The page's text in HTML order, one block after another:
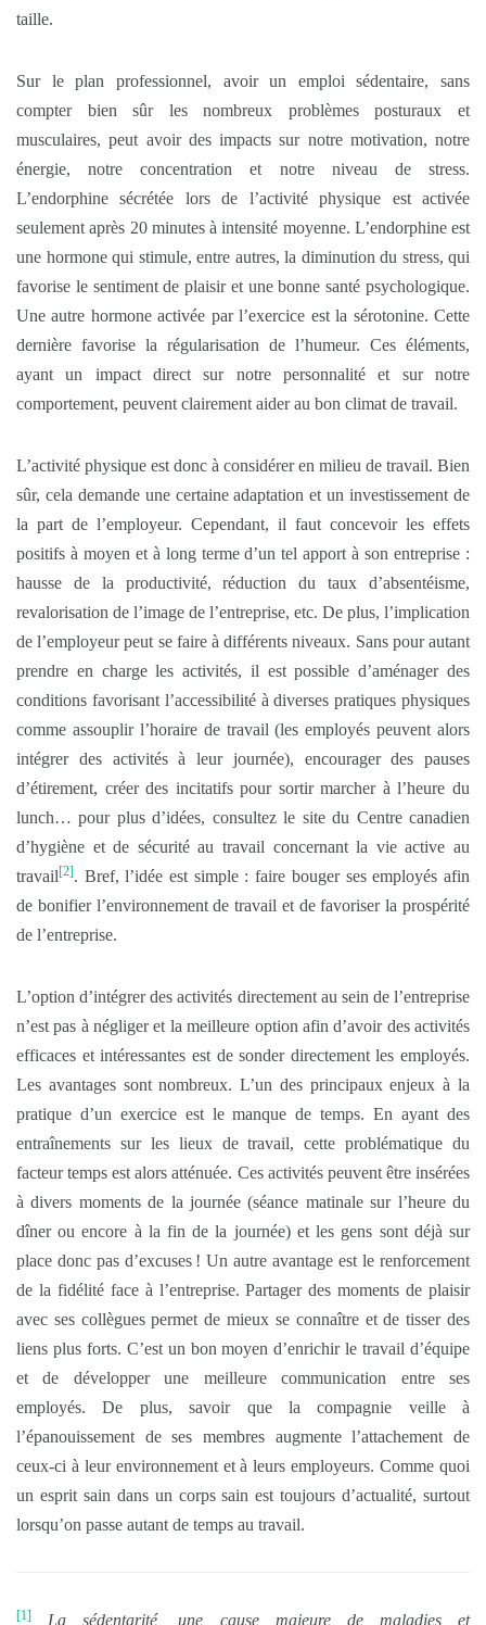
taille.
Sur le plan professionnel, avoir un emploi sédentaire, sans
compter bien sûr les nombreux problèmes posturaux et
musculaires, peut avoir des impacts sur notre motivation, notre
énergie, notre concentration et notre niveau de stress.
L’endorphine sécrétée lors de l’activité physique est activée
seulement après 20 minutes à intensité moyenne. L’endorphine est
une hormone qui stimule, entre autres, la diminution du stress, qui
favorise le sentiment de plaisir et une bonne santé psychologique.
Une autre hormone activée par l’exercice est la sérotonine. Cette
dernière favorise la régularisation de l’humeur. Ces éléments,
ayant un impact direct sur notre personnalité et sur notre
comportement, peuvent clairement aider au bon climat de travail.
L’activité physique est donc à considérer en milieu de travail. Bien
sûr, cela demande une certaine adaptation et un investissement de
la part de l’employeur. Cependant, il faut concevoir les effets
positifs à moyen et à long terme d’un tel apport à son entreprise :
hausse de la productivité, réduction du taux d’absentéisme,
revalorisation de l’image de l’entreprise, etc. De plus, l’implication
de l’employeur peut se faire à différents niveaux. Sans pour autant
prendre en charge les activités, il est possible d’aménager des
conditions favorisant l’accessibilité à diverses pratiques physiques
comme assouplir l’horaire de travail (les employés peuvent alors
intégrer des activités à leur journée), encourager des pauses
d’étirement, créer des incitatifs pour sortir marcher à l’heure du
lunch… pour plus d’idées, consultez le site du Centre canadien
d’hygiène et de sécurité au travail concernant la vie active au
travail[2]. Bref, l’idée est simple : faire bouger ses employés afin
de bonifier l’environnement de travail et de favoriser la prospérité
de l’entreprise.
L’option d’intégrer des activités directement au sein de l’entreprise
n’est pas à négliger et la meilleure option afin d’avoir des activités
efficaces et intéressantes est de sonder directement les employés.
Les avantages sont nombreux. L’un des principaux enjeux à la
pratique d’un exercice est le manque de temps. En ayant des
entraînements sur les lieux de travail, cette problématique du
facteur temps est alors atténuée. Ces activités peuvent être insérées
à divers moments de la journée (séance matinale sur l’heure du
dîner ou encore à la fin de la journée) et les gens sont déjà sur
place donc pas d’excuses ! Un autre avantage est le renforcement
de la fidélité face à l’entreprise. Partager des moments de plaisir
avec ses collègues permet de mieux se connaître et de tisser des
liens plus forts. C’est un bon moyen d’enrichir le travail d’équipe
et de développer une meilleure communication entre ses
employés. De plus, savoir que la compagnie veille à
l’épanouissement de ses membres augmente l’attachement de
ceux-ci à leur environnement et à leurs employeurs. Comme quoi
un esprit sain dans un corps sain est toujours d’actualité, surtout
lorsqu’on passe autant de temps au travail.
[1] La sédentarité, une cause majeure de maladies et